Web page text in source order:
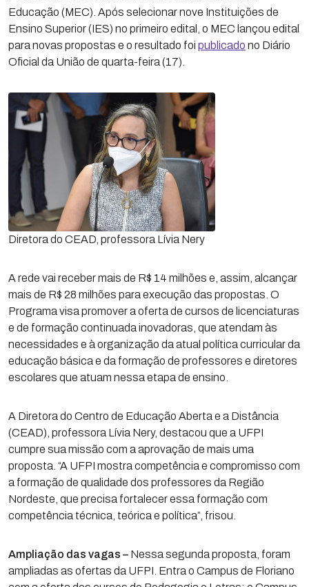
Educação (MEC). Após selecionar nove Instituições de
Ensino Superior (IES) no primeiro edital, o MEC lançou edital
para novas propostas e o resultado foi publicado no Diário
Oficial da União de quarta-feira (17).
Diretora do CEAD, professora Lívia Nery
A rede vai receber mais de R$ 14 milhões e, assim, alcançar
mais de R$ 28 milhões para execução das propostas. O
Programa visa promover a oferta de cursos de licenciaturas
e de formação continuada inovadoras, que atendam às
necessidades e à organização da atual política curricular da
educação básica e da formação de professores e diretores
escolares que atuam nessa etapa de ensino.
A Diretora do Centro de Educação Aberta e a Distância
(CEAD), professora Lívia Nery, destacou que a UFPI
cumpre sua missão com a aprovação de mais uma
proposta. “A UFPI mostra competência e compromisso com
a formação de qualidade dos professores da Região
Nordeste, que precisa fortalecer essa formação com
competência técnica, teórica e política”, frisou.
Ampliação das vagas – Nessa segunda proposta, foram
ampliadas as ofertas da UFPI. Entra o Campus de Floriano